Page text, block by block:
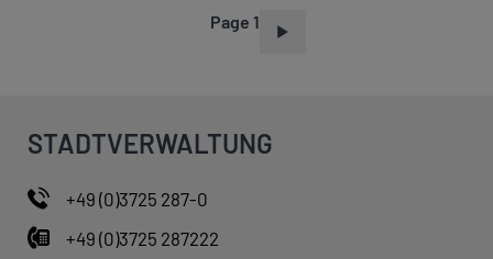
Page 1
STADTVERWALTUNG
+49 (0)3725 287-0
+49 (0)3725 287222